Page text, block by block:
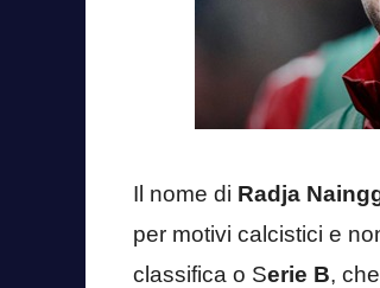
Il nome di Radja
per motivi calcistici e
classifica o Serie B,